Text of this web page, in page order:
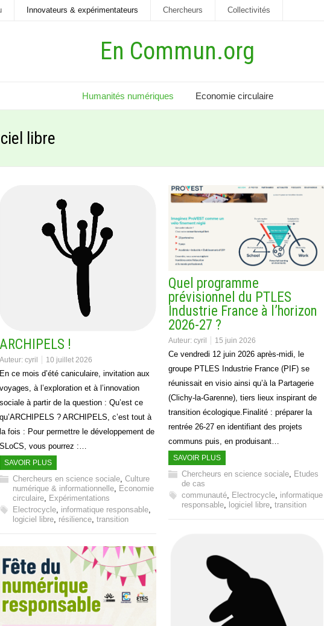
Innovateurs & expérimentateurs Chercheurs Collectivités
En Commun.org
Humanités numériques Economie circulaire
libre
ARCHIPELS !
Auteur: cyril 10 juillet 2026
En ce mois d’été caniculaire, invitation aux
voyages, à l’exploration et à l’innovation
sociale à partir de la question : Qu’est ce
qu’ARCHIPELS ? ARCHIPELS, c’est tout à
la fois : Pour permettre le développement de
SLoCS, vous pourrez :…
SAVOIR PLUS
Chercheurs en science sociale, Culture
numérique & informationnelle,
Economie
circulaire,
Expérimentations
Electrocycle, informatique responsable,
logiciel libre, résilience, transition
Quel programme
prévisionnel du PTLES
Industrie France à l’horizon
2026-27 ?
Auteur: cyril 15 juin 2026
Ce vendredi 12 juin 2026 après-midi, le
groupe PTLES Industrie France (PIF) se
réunissait en visio ainsi qu’à la Partagerie
(Clichy-la-Garenne), tiers lieux inspirant de
transition écologique.Finalité : préparer la
rentrée 26-27 en identifiant des projets
communs puis, en produisant…
SAVOIR PLUS
Chercheurs en science sociale, Etudes
de cas
communauté, Electrocycle, informatique
responsable, logiciel libre, transition